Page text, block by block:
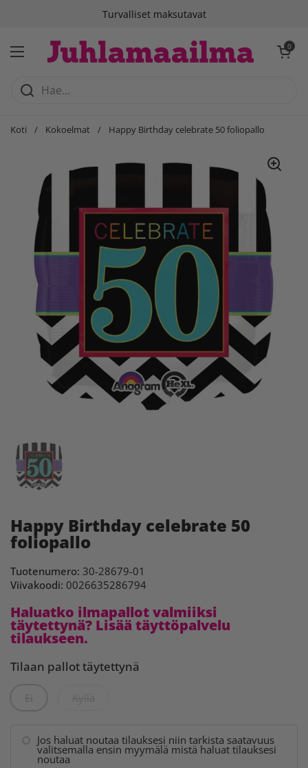
Turvalliset maksutavat
Avaa valikko
Avaa 0
Koti / Kokoelmat / Happy Birthday celebrate 50 foliopallo
Happy Birthday celebrate 50
foliopallo
Tuotenumero: 30-28679-01
Viivakoodi: 0026635286794
Haluatko ilmapallot valmiiksi
täytettynä? Lisää täyttöpalvelu
tilaukseen.
Tilaan pallot täytettynä
Jos haluat noutaa tilauksesi niin tarkista saatavuus
valitsemalla ensin myymälä mistä haluat tilauksesi
noutaa